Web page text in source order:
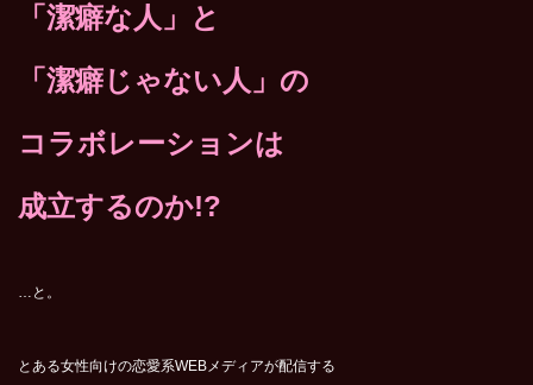
「潔癖な人」と
「潔癖じゃない人」の
コラボレーションは
成立するのか!?
…と。
とある女性向けの恋愛系WEBメディアが配信する